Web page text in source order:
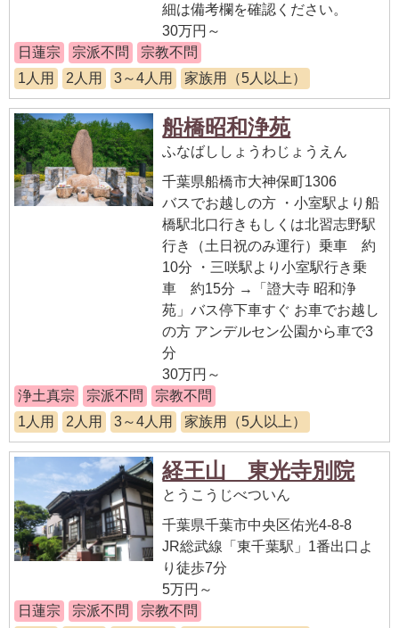
細は備考欄を確認ください。
30万円～
日蓮宗
宗派不問
宗教不問
1人用
2人用 3～4人用 家族用（5人以上）
船橋昭和浄苑
ふなばししょうわじょうえん
千葉県船橋市大神保町1306
バスでお越しの方 ・小室駅より船
橋駅北口行きもしくは北習志野駅
行き（土日祝のみ運行）乗車 約
10分 ・三咲駅より小室駅行き乗
車 約15分 →「證大寺 昭和浄
苑」バス停下車すぐ お車でお越し
の方 アンデルセン公園から車で3
分
30万円～
浄土真宗
宗派不問
宗教不問
1人用
2人用 3～4人用 家族用（5人以上）
経王山 東光寺別院
とうこうじべついん
千葉県千葉市中央区佑光4-8-8
JR総武線「東千葉駅」1番出口よ
り徒歩7分
5万円～
日蓮宗
宗派不問
宗教不問